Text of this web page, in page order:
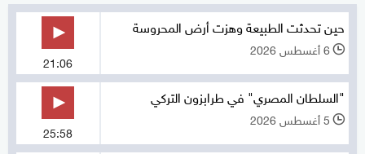
حين تحدثت الطبيعة وهزت أرض المحروسة
l 6 أغسطس 2026
21:06
"السلطان المصري" في طرابزون التركي
l 5 أغسطس 2026
25:58